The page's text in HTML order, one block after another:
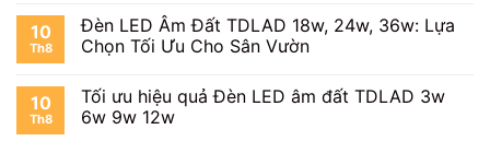
Chọn
Mua
Gia
LED
100W
2024
10
Th8
Đèn LED Âm Đất TDLAD 18w, 24w, 36w: Lựa
Chọn Tối Ưu Cho Sân Vườn
10
Th8
Tối ưu hiệu quả Đèn LED âm đất TDLAD 3w
6w 9w 12w